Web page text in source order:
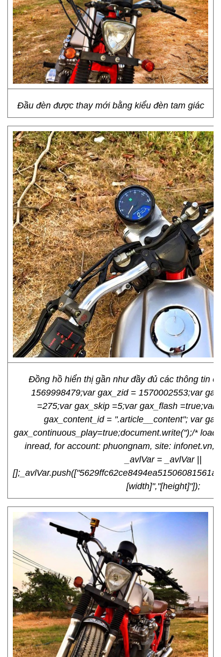
Đầu đèn được thay mới bằng kiểu đèn tam giác
Đồng hồ hiển thị gần như đầy đủ các thông tin
1569998479;var gax_zid = 1570002553;var
=275;var gax_skip =5;var gax_flash =true;var
gax_content_id = ".article__content"; var
gax_continuous_play=true;document.write('');/* load
inread, for account: phuongnam, site: infonet.vn,
_avlVar = _avlVar ||
[width]","[height]"]);